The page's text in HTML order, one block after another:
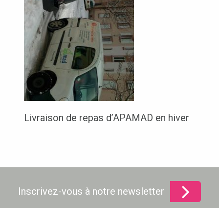
Livraison de repas d’APAMAD en hiver
Inscrivez-vous à notre newsletter